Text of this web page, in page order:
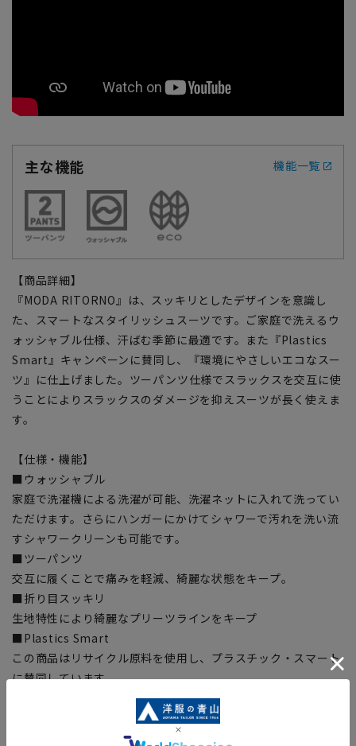
主な機能 機能一覧
【商品詳細】
『MODA RITORNO』は、スッキリとしたデザインを意識し
た、スマートなスタイリッシュスーツです。ご家庭で洗えるウ
ォッシャブル仕様、汗ばむ季節に最適です。また『Plastics
Smart』キャンペーンに賛同し、『環境にやさしいエコなスー
ツ』に仕上げました。ツーパンツ仕様でスラックスを交互に使
うことによりスラックスのダメージを抑えスーツが長く使えま
す。
【仕様・機能】
■ウォッシャブル
家庭で洗濯機による洗濯が可能、洗濯ネットに入れて洗ってい
ただけます。さらにハンガーにかけてシャワーで汚れを洗い流
すシャワークリーンも可能です。
■ツーパンツ
交互に履くことで痛みを軽減、綺麗な状態をキープ。
■折り目スッキリ
生地特性により綺麗なプリーツラインをキープ
■Plastics Smart
この商品はリサイクル原料を使用し、プラスチック・スマート
に賛同しています。
■ECOBLUE®(100%リサイクルポリエステル)
『ECOBLUE』はマテリアルリサイクルにより、ペットボトル
を繊維へと再生しています。当製品は裏地の糸の一部に